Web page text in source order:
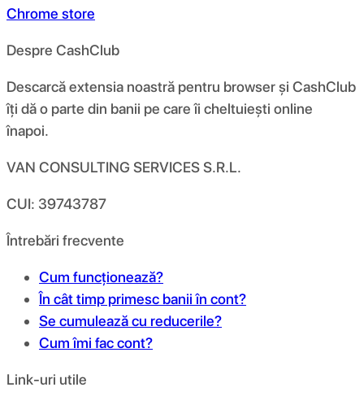
Chrome store
Despre CashClub
Descarcă extensia noastră pentru browser și CashClub
îți dă o parte din banii pe care îi cheltuiești online
înapoi.
VAN CONSULTING SERVICES S.R.L.
CUI: 39743787
Întrebări frecvente
Cum funcționează?
În cât timp primesc banii în cont?
Se cumulează cu reducerile?
Cum îmi fac cont?
Link-uri utile